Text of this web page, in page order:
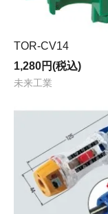
TOR-CV14
1,280円(税込)
未来工業